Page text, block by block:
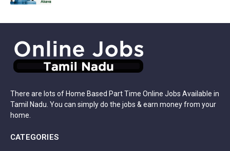
There are lots of Home Based Part Time Online Jobs Available in
Tamil Nadu. You can simply do the jobs & earn money from your
home.
CATEGORIES